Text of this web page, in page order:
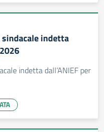
indetta
indetta dall’ANIEF per